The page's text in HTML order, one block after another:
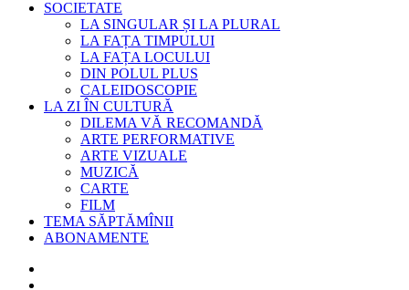
SOCIETATE
LA SINGULAR ȘI LA PLURAL
LA FAȚA TIMPULUI
LA FAȚA LOCULUI
DIN POLUL PLUS
CALEIDOSCOPIE
LA ZI ÎN CULTURĂ
DILEMA VĂ RECOMANDĂ
ARTE PERFORMATIVE
ARTE VIZUALE
MUZICĂ
CARTE
FILM
TEMA SĂPTĂMÎNII
ABONAMENTE